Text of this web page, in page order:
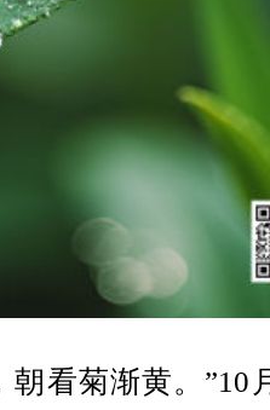
看菊渐黄。”10